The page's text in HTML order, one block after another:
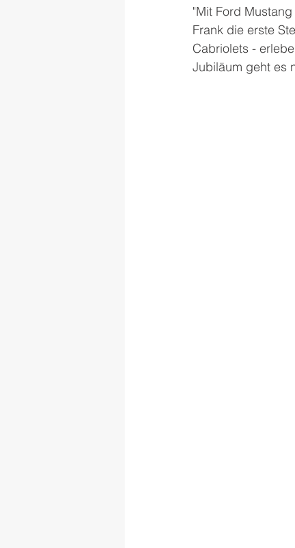
"Mit Ford
Frank die erste
Cabriolets -
Jubiläum geht es